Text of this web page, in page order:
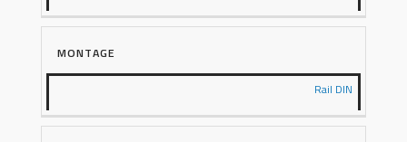
MONTAGE
Rail DIN